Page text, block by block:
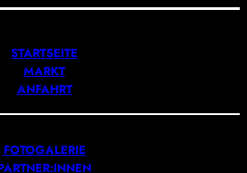
STARTSEITE
MARKT
ANFAHRT
FOTOGALERIE